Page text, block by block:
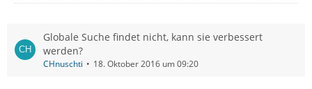
Globale Suche findet nicht, kann sie verbessert
werden?
CHnuschti 18. Oktober 2016 um 09:20